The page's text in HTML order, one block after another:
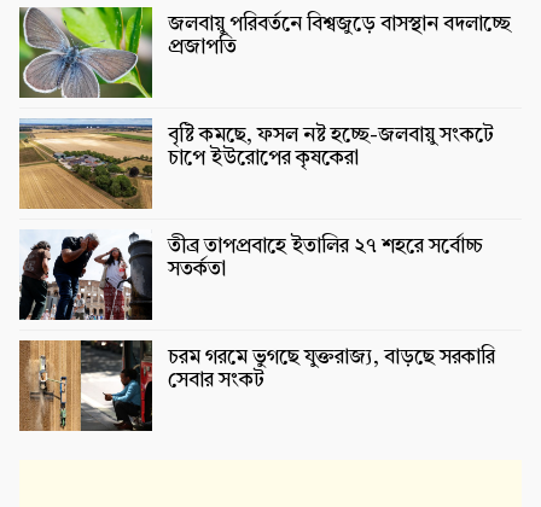
জলবায়ু পরিবর্তনে বিশ্বজুড়ে বাসস্থান বদলাচ্ছে
প্রজাপতি
বৃষ্টি কমছে, ফসল নষ্ট হচ্ছে-জলবায়ু সংকটে
চাপে ইউরোপের কৃষকেরা
তীব্র তাপপ্রবাহে ইতালির ২৭ শহরে সর্বোচ্চ
সতর্কতা
চরম গরমে ভুগছে যুক্তরাজ্য, বাড়ছে সরকারি
সেবার সংকট